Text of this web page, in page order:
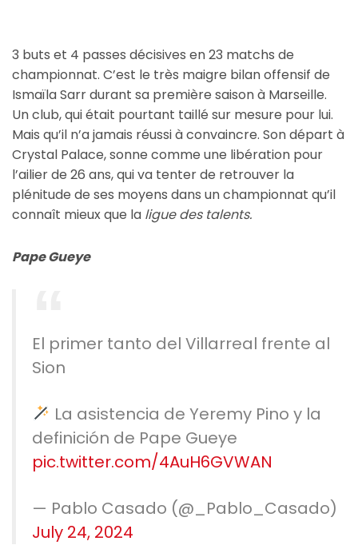
3 buts et 4 passes décisives en 23 matchs de
championnat. C’est le très maigre bilan offensif de
Ismaïla Sarr durant sa première saison à Marseille.
Un club, qui était pourtant taillé sur mesure pour lui.
Mais qu’il n’a jamais réussi à convaincre. Son départ à
Crystal Palace, sonne comme une libération pour
l’ailier de 26 ans, qui va tenter de retrouver la
plénitude de ses moyens dans un championnat qu’il
connaît mieux que la ligue des talents.
Pape Gueye
El primer tanto del Villarreal frente al
Sion
La asistencia de Yeremy Pino y la
definición de Pape Gueye
pic.twitter.com/4AuH6GVWAN
— Pablo Casado (@_Pablo_Casado)
July 24, 2024